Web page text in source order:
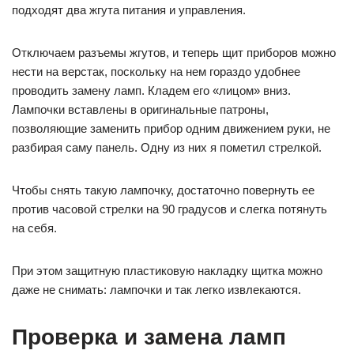
подходят два жгута питания и управления.
Отключаем разъемы жгутов, и теперь щит приборов можно
нести на верстак, поскольку на нем гораздо удобнее
проводить замену ламп. Кладем его «лицом» вниз.
Лампочки вставлены в оригинальные патроны,
позволяющие заменить прибор одним движением руки, не
разбирая саму панель. Одну из них я пометил стрелкой.
Чтобы снять такую лампочку, достаточно повернуть ее
против часовой стрелки на 90 градусов и слегка потянуть
на себя.
При этом защитную пластиковую накладку щитка можно
даже не снимать: лампочки и так легко извлекаются.
Проверка и замена ламп